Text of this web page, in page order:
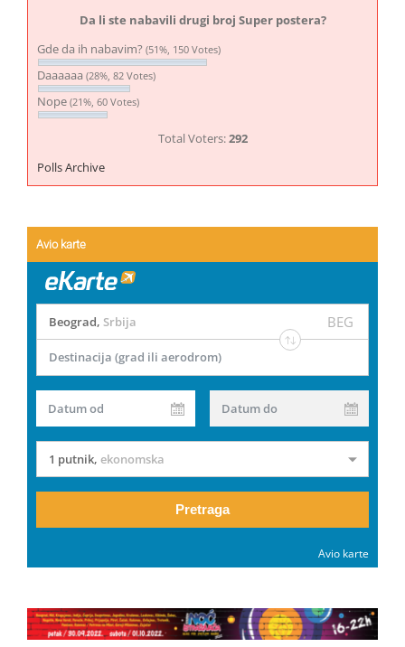
Da li ste nabavili drugi broj Super postera?
Gde da ih nabavim? (51%, 150 Votes)
Daaaaaa (28%, 82 Votes)
Nope (21%, 60 Votes)
Total Voters:292
Polls Archive
Avio karte
Beograd, Srbija BEG
Destinacija (grad ili aerodrom)
Datum od Datum do
1 putnik, ekonomska
Pretraga
Avio karte